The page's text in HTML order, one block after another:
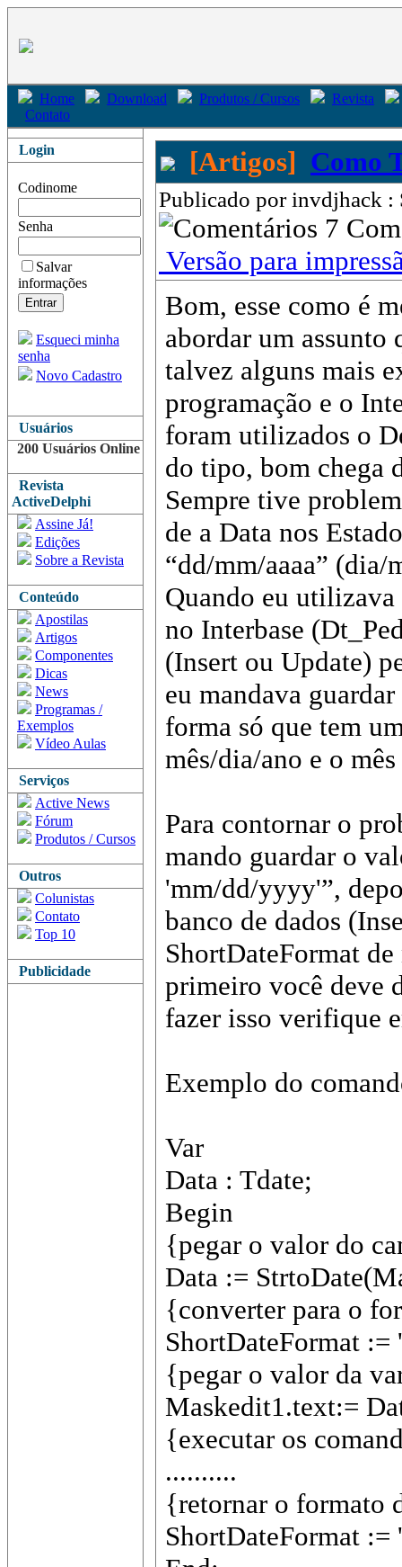
Home Download Produtos / Cursos
Revista
Contato
Login
Codinome
Senha
Salvar
informações
Esqueci minha
senha
Novo Cadastro
Usuários
200 Usuários Online
Revista
ActiveDelphi
Assine Já!
Edições
Sobre a Revista
Conteúdo
Apostilas
Artigos
Componentes
Dicas
News
Programas /
Exemplos
Vídeo Aulas
Serviços
Active News
Fórum
Produtos / Cursos
Outros
Colunistas
Contato
Top 10
Publicidade
[Artigos] Como
Publicado por invdjhack :
7
Versão para
Bom, esse como é
abordar um assunto
talvez alguns mais
programação e o
foram utilizados o
do tipo, bom chega
Sempre tive
de a Data nos
“dd/mm/aaaa” (dia/
Quando eu utilizava
no Interbase
(Insert ou Update)
eu mandava
forma só que tem
mês/dia/ano e o
Para contornar o
mando guardar o
'mm/dd/yyyy'”,
banco de dados
ShortDateFormat
primeiro você deve
fazer isso verifique
Exemplo do
Var
Data : Tdate;
Begin
{pegar o valor do
Data :=
{converter para o
ShortDateFormat
{pegar o valor da
Maskedit1.text:=
{executar os
..........
{retornar o formato
ShortDateFormat